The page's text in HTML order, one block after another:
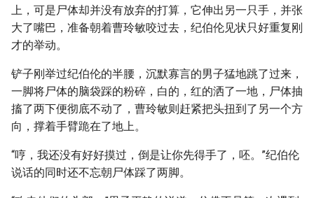
上，可是尸体却并没有放弃的打算，它伸出另一只手，并张
大了嘴巴，准备朝着曹玲敏咬过去，纪伯伦见状只好重复刚
才的举动。
铲子刚举过纪伯伦的半腰，沉默寡言的男子猛地跳了过来，
一脚将尸体的脑袋踩的粉碎，白的，红的洒了一地，尸体抽
搐了两下便彻底不动了，曹玲敏则赶紧把头扭到了另一个方
向，撑着手臂跪在了地上。
“哼，我还没有好好摸过，倒是让你先得手了，呸。”纪伯伦
说话的同时还不忘朝尸体踩了两脚。